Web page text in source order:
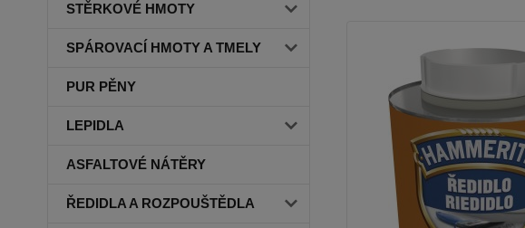
STĚRKOVÉ HMOTY
SPÁROVACÍ HMOTY A TMELY
PUR PĚNY
LEPIDLA
ASFALTOVÉ NÁTĚRY
ŘEDIDLA A ROZPOUŠTĚDLA